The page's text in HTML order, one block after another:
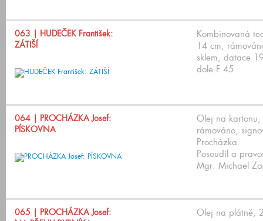
063 | HUDEČEK František:
ZÁTIŠÍ
Kombinovaná
14 cm,
sklem, datace
dole F 45.
064 | PROCHÁZKA Josef:
PÍSKOVNA
Olej na
rámováno,
Procházka.
Posoudil a
Mgr. Michael
065 | PROCHÁZKA Josef:
Olej na plátně,